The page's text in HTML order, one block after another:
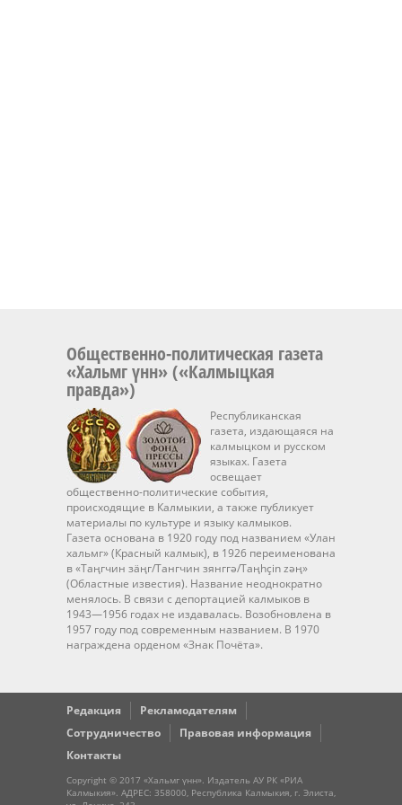
Общественно-политическая газета
«Хальмг үнн» («Калмыцкая
правда»)
Республиканская
газета, издающаяся на
калмыцком и русском
языках. Газета
освещает
общественно-политические события,
происходящие в Калмыкии, а также публикует
материалы по культуре и языку калмыков.
Газета основана в 1920 году под названием «Улан
хальмг» (Красный калмык), в 1926 переименована
в «Таңгчин зäңг/Тангчин зянггә/Taңhçin zәң»
(Областные известия). Название неоднократно
менялось. В связи с депортацией калмыков в
1943—1956 годах не издавалась. Возобновлена в
1957 году под современным названием. В 1970
награждена орденом «Знак Почёта».
Редакция
Рекламодателям
Сотрудничество
Правовая информация
Контакты
Copyright © 2017 «Хальмг үнн». Издатель АУ РК «РИА
Калмыкия». АДРЕС: 358000, Республика Калмыкия, г. Элиста,